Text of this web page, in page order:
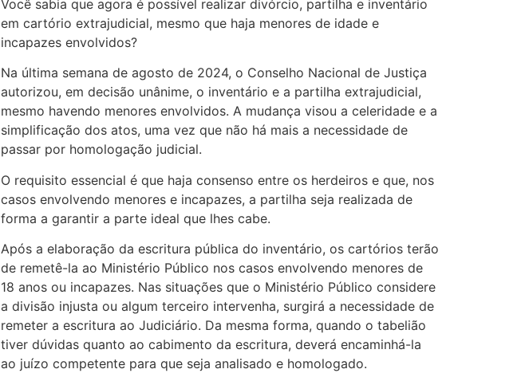
Você sabia que agora é possível realizar divórcio, partilha e inventário
em cartório extrajudicial, mesmo que haja menores de idade e
incapazes envolvidos?
Na última semana de agosto de 2024, o Conselho Nacional de Justiça
autorizou, em decisão unânime, o inventário e a partilha extrajudicial,
mesmo havendo menores envolvidos. A mudança visou a celeridade e a
simplificação dos atos, uma vez que não há mais a necessidade de
passar por homologação judicial.
O requisito essencial é que haja consenso entre os herdeiros e que, nos
casos envolvendo menores e incapazes, a partilha seja realizada de
forma a garantir a parte ideal que lhes cabe.
Após a elaboração da escritura pública do inventário, os cartórios terão
de remetê-la ao Ministério Público nos casos envolvendo menores de
18 anos ou incapazes. Nas situações que o Ministério Público considere
a divisão injusta ou algum terceiro intervenha, surgirá a necessidade de
remeter a escritura ao Judiciário. Da mesma forma, quando o tabelião
tiver dúvidas quanto ao cabimento da escritura, deverá encaminhá-la
ao juízo competente para que seja analisado e homologado.